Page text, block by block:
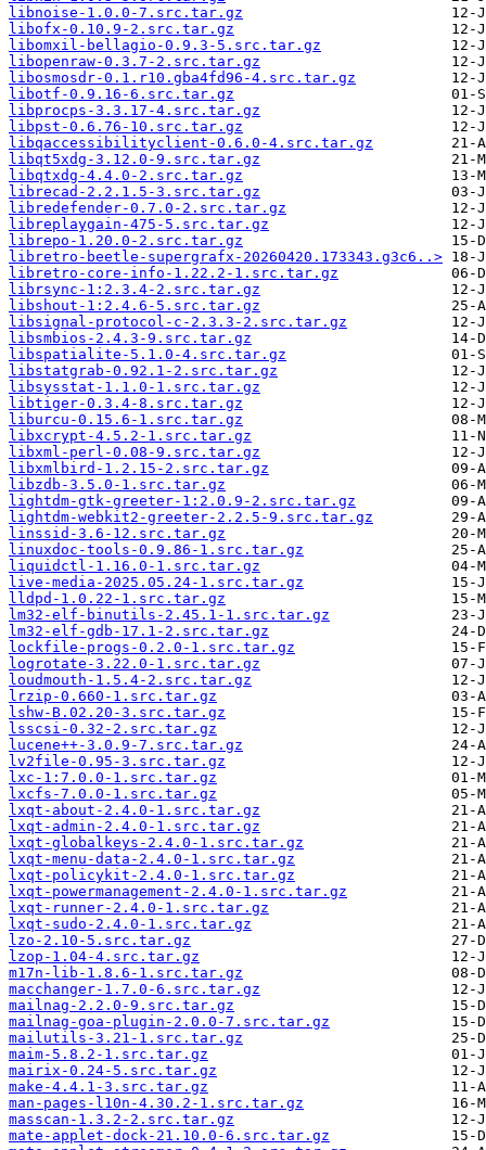
libnoise-1.0.0-7.src.tar.gz
libofx-0.10.9-2.src.tar.gz
libomxil-bellagio-0.9.3-5.src.tar.gz
libopenraw-0.3.7-2.src.tar.gz
libosmosdr-0.1.r10.gba4fd96-4.src.tar.gz
libotf-0.9.16-6.src.tar.gz
libprocps-3.3.17-4.src.tar.gz
libpst-0.6.76-10.src.tar.gz
libqaccessibilityclient-0.6.0-4.src.tar.gz
libqt5xdg-3.12.0-9.src.tar.gz
libqtxdg-4.4.0-2.src.tar.gz
librecad-2.2.1.5-3.src.tar.gz
libredefender-0.7.0-2.src.tar.gz
libreplaygain-475-5.src.tar.gz
librepo-1.20.0-2.src.tar.gz
libretro-beetle-supergrafx-20260420.173343.g3c6..>
libretro-core-info-1.22.2-1.src.tar.gz
librsync-1:2.3.4-2.src.tar.gz
libshout-1:2.4.6-5.src.tar.gz
libsignal-protocol-c-2.3.3-2.src.tar.gz
libsmbios-2.4.3-9.src.tar.gz
libspatialite-5.1.0-4.src.tar.gz
libstatgrab-0.92.1-2.src.tar.gz
libsysstat-1.1.0-1.src.tar.gz
libtiger-0.3.4-8.src.tar.gz
liburcu-0.15.6-1.src.tar.gz
libxcrypt-4.5.2-1.src.tar.gz
libxml-perl-0.08-9.src.tar.gz
libxmlbird-1.2.15-2.src.tar.gz
libzdb-3.5.0-1.src.tar.gz
lightdm-gtk-greeter-1:2.0.9-2.src.tar.gz
lightdm-webkit2-greeter-2.2.5-9.src.tar.gz
linssid-3.6-12.src.tar.gz
linuxdoc-tools-0.9.86-1.src.tar.gz
liquidctl-1.16.0-1.src.tar.gz
live-media-2025.05.24-1.src.tar.gz
lldpd-1.0.22-1.src.tar.gz
lm32-elf-binutils-2.45.1-1.src.tar.gz
lm32-elf-gdb-17.1-2.src.tar.gz
lockfile-progs-0.2.0-1.src.tar.gz
logrotate-3.22.0-1.src.tar.gz
loudmouth-1.5.4-2.src.tar.gz
lrzip-0.660-1.src.tar.gz
lshw-B.02.20-3.src.tar.gz
lsscsi-0.32-2.src.tar.gz
lucene++-3.0.9-7.src.tar.gz
lv2file-0.95-3.src.tar.gz
lxc-1:7.0.0-1.src.tar.gz
lxcfs-7.0.0-1.src.tar.gz
lxqt-about-2.4.0-1.src.tar.gz
lxqt-admin-2.4.0-1.src.tar.gz
lxqt-globalkeys-2.4.0-1.src.tar.gz
lxqt-menu-data-2.4.0-1.src.tar.gz
lxqt-policykit-2.4.0-1.src.tar.gz
lxqt-powermanagement-2.4.0-1.src.tar.gz
lxqt-runner-2.4.0-1.src.tar.gz
lxqt-sudo-2.4.0-1.src.tar.gz
lzo-2.10-5.src.tar.gz
lzop-1.04-4.src.tar.gz
m17n-lib-1.8.6-1.src.tar.gz
macchanger-1.7.0-6.src.tar.gz
mailnag-2.2.0-9.src.tar.gz
mailnag-goa-plugin-2.0.0-7.src.tar.gz
mailutils-3.21-1.src.tar.gz
maim-5.8.2-1.src.tar.gz
mairix-0.24-5.src.tar.gz
make-4.4.1-3.src.tar.gz
man-pages-l10n-4.30.2-1.src.tar.gz
masscan-1.3.2-2.src.tar.gz
mate-applet-dock-21.10.0-6.src.tar.gz